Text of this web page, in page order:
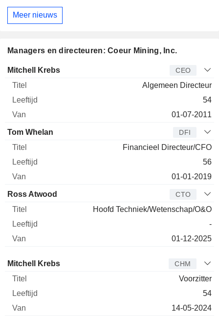
Meer nieuws
Managers en directeuren: Coeur Mining, Inc.
Bedrijfsleider Titel
Mitchell Krebs CEO
Algemeen Directeur
54
01-07-2011
Tom Whelan DFI
Financieel Directeur/CFO
56
01-01-2019
Ross Atwood CTO
Hoofd Techniek/Wetenschap/O&O
-
01-12-2025
Bestuurder Titel
Mitchell Krebs CHM
Voorzitter
54
14-05-2024